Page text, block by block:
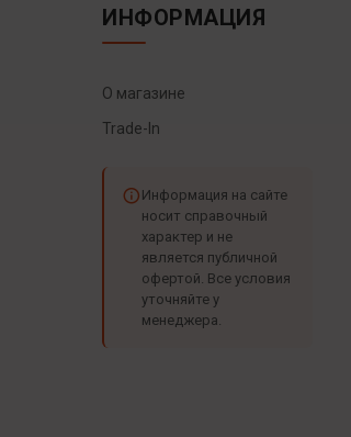
ИНФОРМАЦИЯ
О магазине
Trade-In
Информация на сайте
носит справочный
характер и не
является публичной
офертой. Все условия
уточняйте у
менеджера.